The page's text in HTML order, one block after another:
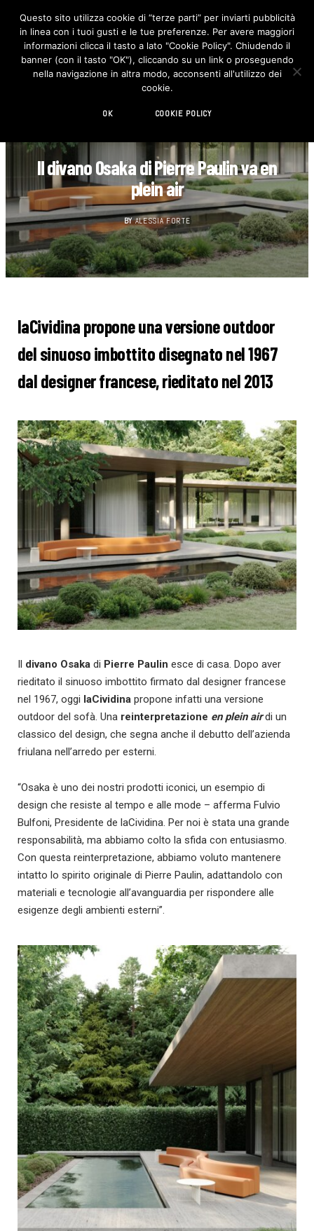
F
c
e
b
o
I
n
s
t
Il divano Osaka di Pierre Paulin va en
plein air
BY ALESSIA FORTE
laCividina propone una versione outdoor
del sinuoso imbottito disegnato nel 1967
dal designer francese, rieditato nel 2013
Il divano Osaka di Pierre Paulin esce di casa. Dopo aver
rieditato il sinuoso imbottito firmato dal designer francese
nel 1967, oggi laCividina propone infatti una versione
outdoor del sofà. Una reinterpretazione en plein air di un
classico del design, che segna anche il debutto dell’azienda
friulana nell’arredo per esterni.
“Osaka è uno dei nostri prodotti iconici, un esempio di
design che resiste al tempo e alle mode – afferma Fulvio
Bulfoni, Presidente de laCividina. Per noi è stata una grande
responsabilità, ma abbiamo colto la sfida con entusiasmo.
Con questa reinterpretazione, abbiamo voluto mantenere
intatto lo spirito originale di Pierre Paulin, adattandolo con
materiali e tecnologie all’avanguardia per rispondere alle
esigenze degli ambienti esterni”.
Questo sito utilizza cookie di “terze parti” per inviarti pubblicità
in linea con i tuoi gusti e le tue preferenze. Per avere maggiori
informazioni clicca il tasto a lato "Cookie Policy". Chiudendo il
banner (con il tasto "OK"), cliccando su un link o proseguendo
nella navigazione in altra modo, acconsenti all'utilizzo dei
cookie.
OK COOKIE POLICY